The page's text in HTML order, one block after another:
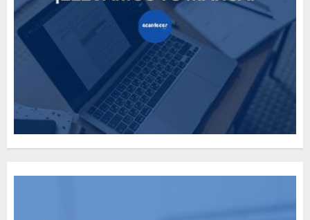
Need to Know About the
Classic Cars in a Retro